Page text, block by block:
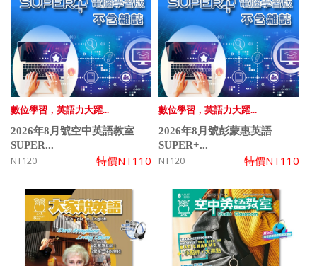
數位學習，英語力大躍...
2026年8月號空中英語教室
SUPER...
NT120 特價NT110
數位學習，英語力大躍...
2026年8月號彭蒙惠英語
SUPER+...
NT120 特價NT110